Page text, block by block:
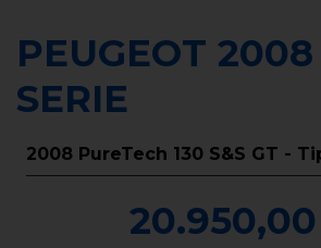
PEUGEOT 2008
SERIE
2008 PureTech 130 S&S GT -